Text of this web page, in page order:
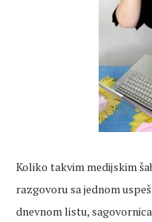
Koliko takvim medijskim
razgovoru sa jednom
dnevnom listu,